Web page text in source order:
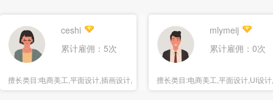
ceshi
累计雇佣：5次
擅长类目:电商美工,平面设计,插画设计,
海报设计
mlymeij
累计雇佣：0次
擅长类目:电商美工,平面设计,UI设
报设计